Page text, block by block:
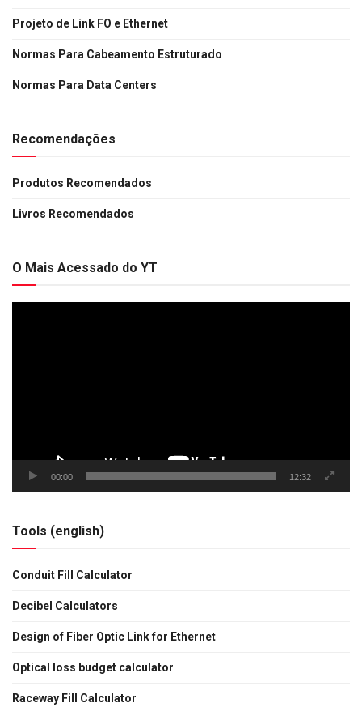
Projeto de Link FO e Ethernet
Normas Para Cabeamento Estruturado
Normas Para Data Centers
Recomendações
Produtos Recomendados
Livros Recomendados
O Mais Acessado do YT
00:00 12:32
Tools (english)
Conduit Fill Calculator
Decibel Calculators
Design of Fiber Optic Link for Ethernet
Optical loss budget calculator
Raceway Fill Calculator